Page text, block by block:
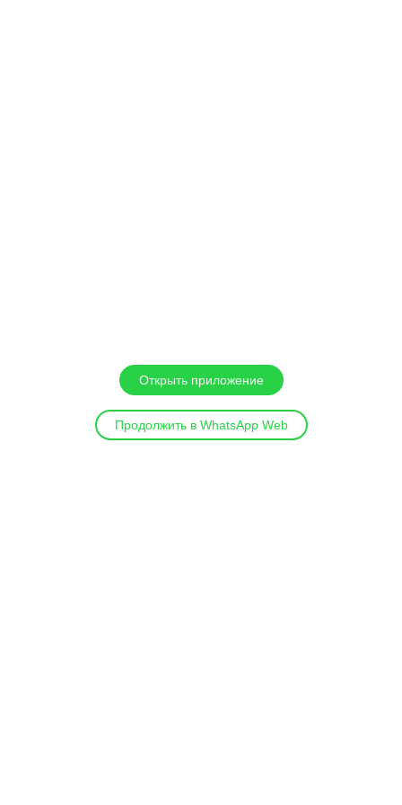
Открыть приложение
Продолжить в WhatsApp Web